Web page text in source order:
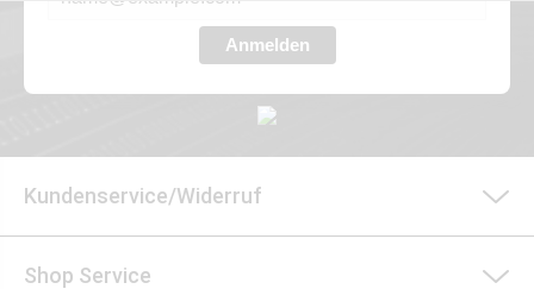
Anmelden
Kundenservice/Widerruf
Shop Service